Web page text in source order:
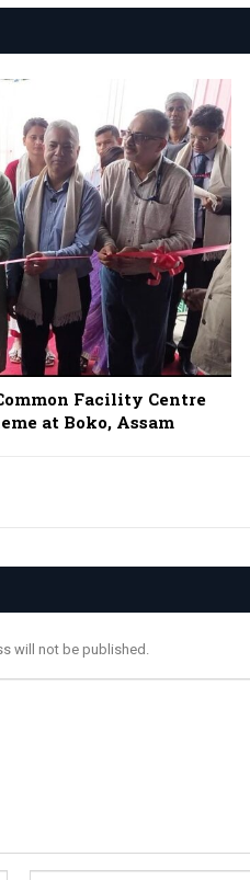
Facility Centre
at Boko, Assam
will not be published.